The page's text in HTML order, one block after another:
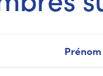
Prénom